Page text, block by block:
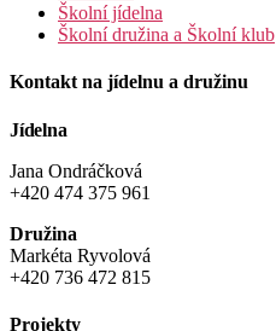
Školní jídelna
Školní družina a Školní klub
Kontakt na jídelnu a družinu
Jídelna
Jana Ondráčková
+420 474 375 961
Družina
Markéta Ryvolová
+420 736 472 815
Projekty